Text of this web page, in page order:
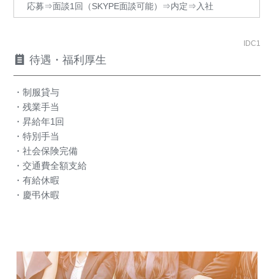
応募⇒面談1回（SKYPE面談可能）⇒内定⇒入社
IDC1
待遇・福利厚生
・制服貸与
・残業手当
・昇給年1回
・特別手当
・社会保険完備
・交通費全額支給
・有給休暇
・慶弔休暇